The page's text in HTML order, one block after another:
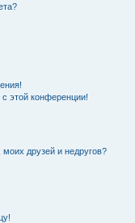
этой конференции!
моих друзей и недругов?